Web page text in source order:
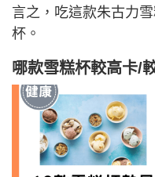
言之，吃這款朱古力
杯。
哪款雪糕杯較高卡/